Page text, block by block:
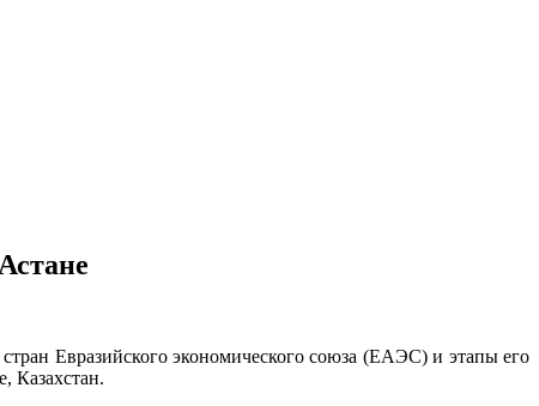
Евразийского экономического союза (ЕАЭС) и этапы его
Казахстан.